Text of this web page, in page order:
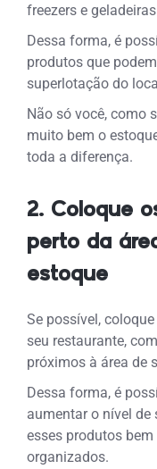
freezers e
Dessa forma, é
produtos que
superlotação do
Não só você, como
muito bem o
toda a diferença.
2. Coloque
perto da
estoque
Se possível,
seu restaurante,
próximos à área de
Dessa forma, é
aumentar o nível
esses produtos
organizados.